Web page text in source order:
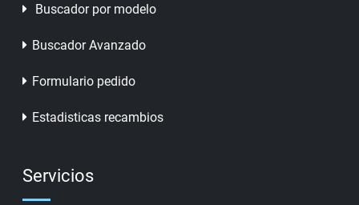
Buscador por modelo
Buscador Avanzado
Formulario pedido
Estadisticas recambios
Servicios